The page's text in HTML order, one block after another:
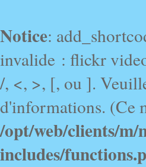
Notice:
invalide : flickr
/, <, >, [, ou ].
d'informations. (Ce
/opt/web/clients/
includes/